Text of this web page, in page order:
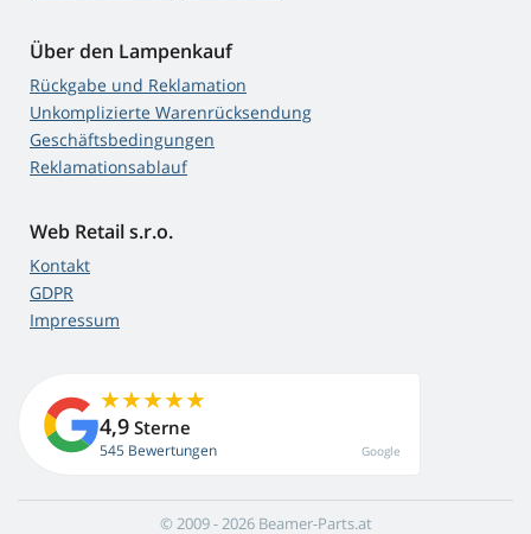
Über den Lampenkauf
Rückgabe und Reklamation
Unkomplizierte Warenrücksendung
Geschäftsbedingungen
Reklamationsablauf
Web Retail s.r.o.
Kontakt
GDPR
Impressum
4,9 Sterne
545 Bewertungen Google
© 2009 - 2026 Beamer-Parts.at